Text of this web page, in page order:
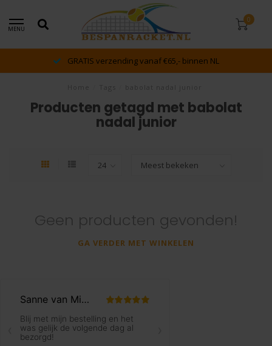
MENU
0
GRATIS verzending vanaf €65,- binnen NL
Producten getagd met babolat
nadal junior
Geen producten gevonden!
GA VERDER MET WINKELEN